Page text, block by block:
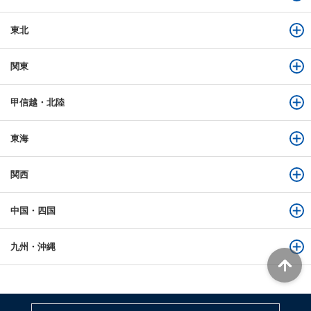
東北
関東
甲信越・北陸
東海
関西
中国・四国
九州・沖縄